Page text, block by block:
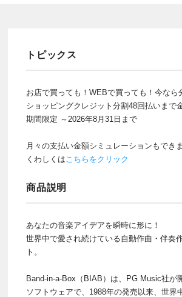
トピックス
お店で買っても！WEBで買っても！今なら
ショッピングクレジット分割48回払いまで
期間限定 ～2026年8月31日まで
月々の支払い金額シミュレーションもでき
くわしくは こちらをクリック
商品説明
あなたの音楽アイデアを瞬時に形に！
世界中で愛され続けている自動作曲・伴奏
ト。
Band-in-a-Box（BIAB）は、PG Music社が
ソフトウェアで、1988年の発売以来、世界